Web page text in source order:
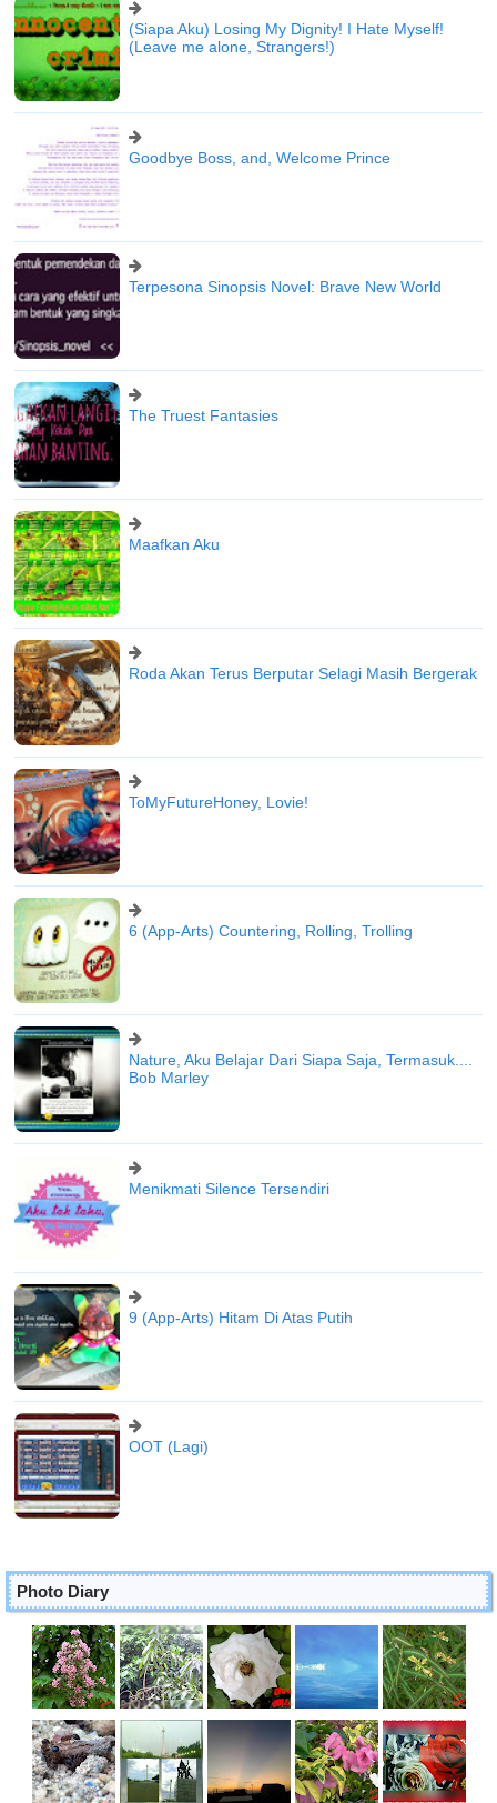
(Siapa Aku) Losing My Dignity! I Hate Myself!
(Leave me alone, Strangers!)
Goodbye Boss, and, Welcome Prince
Terpesona Sinopsis Novel: Brave New World
The Truest Fantasies
Maafkan Aku
Roda Akan Terus Berputar Selagi Masih Bergerak
ToMyFutureHoney, Lovie!
6 (App-Arts) Countering, Rolling, Trolling
Nature, Aku Belajar Dari Siapa Saja, Termasuk....
Bob Marley
Menikmati Silence Tersendiri
9 (App-Arts) Hitam Di Atas Putih
OOT (Lagi)
Photo Diary